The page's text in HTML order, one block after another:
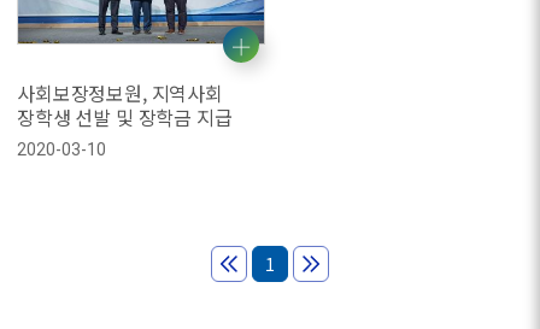
사회보장정보원, 지역사회
장학생 선발 및 장학금 지급
2020-03-10
1